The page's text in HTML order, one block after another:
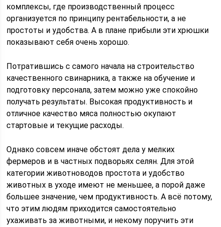
комплексы, где производственный процесс
организуется по принципу рентабельности, а не
простоты и удобства. А в плане прибыли эти хрюшки
показывают себя очень хорошо.
Потратившись с самого начала на строительство
качественного свинарника, а также на обучение и
подготовку персонала, затем можно уже спокойно
получать результаты. Высокая продуктивность и
отличное качество мяса полностью окупают
стартовые и текущие расходы.
Однако совсем иначе обстоят дела у мелких
фермеров и в частных подворьях селян. Для этой
категории животноводов простота и удобство
животных в уходе имеют не меньшее, а порой даже
большее значение, чем продуктивность. А всё потому,
что этим людям приходится самостоятельно
ухаживать за животными, и некому поручить эти